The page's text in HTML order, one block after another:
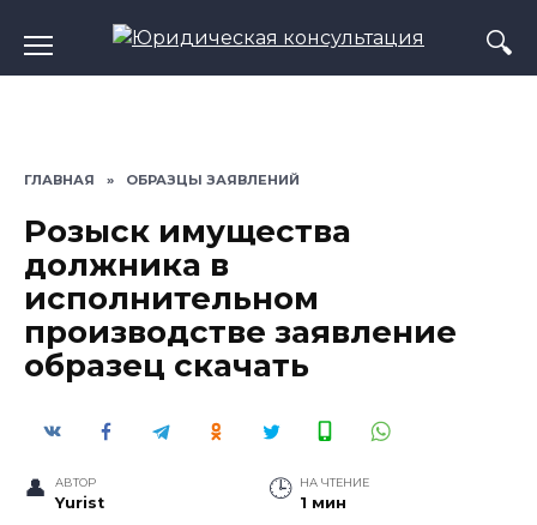
содержанию
ГЛАВНАЯ » ОБРАЗЦЫ ЗАЯВЛЕНИЙ
Розыск имущества
должника в
исполнительном
производстве заявление
образец скачать
АВТОР
Yurist
НА ЧТЕНИЕ
1 мин